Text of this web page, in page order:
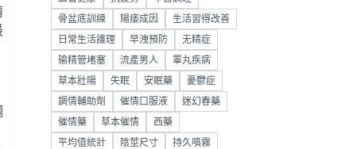
骨盆底訓練 陽痿成因 生活習得改善
日常生活護理 早洩預防 无精症
输精管堵塞 流產男人 睪丸疾病
草本壯陽 失眠 安眠藥 憂鬱症
調情輔助劑 催情口服液 迷幻春藥
催情藥 草本催情 西藥
平均值統計 陰莖尺寸 持久噴霧